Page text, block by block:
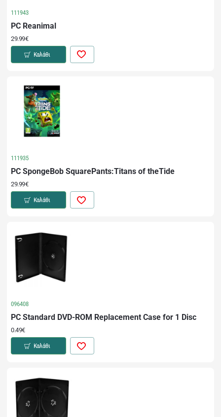
111943
PC Reanimal
29.99€
Καλάθι
111935
PC SpongeBob SquarePants:Titans of theTide
29.99€
Καλάθι
096408
PC Standard DVD-ROM Replacement Case for 1 Disc
0.49€
Καλάθι